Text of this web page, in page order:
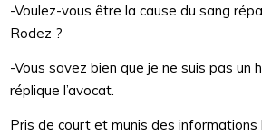
-Voulez-vous être la cause du sang
Rodez ?
-Vous savez bien que je ne suis pas un
réplique l’avocat.
Pris de court et munis des informations